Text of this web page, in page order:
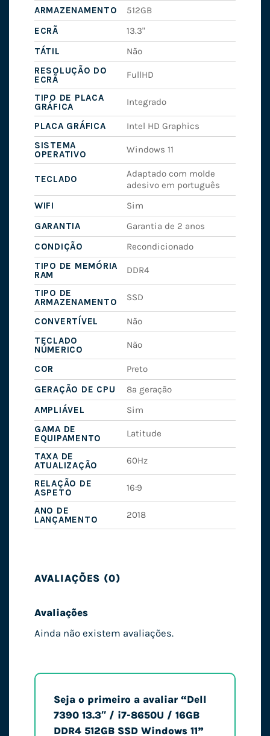
ARMAZENAMENTO
512GB
ECRÃ
13.3"
TÁTIL
Não
RESOLUÇÃO DO
ECRÃ
FullHD
TIPO DE PLACA
GRÁFICA
Integrado
PLACA GRÁFICA
Intel HD Graphics
SISTEMA
OPERATIVO
Windows 11
TECLADO
Adaptado com molde
adesivo em português
WIFI
Sim
GARANTIA
Garantia de 2 anos
CONDIÇÃO
Recondicionado
TIPO DE MEMÓRIA
RAM
DDR4
TIPO DE
ARMAZENAMENTO
SSD
CONVERTÍVEL
Não
TECLADO
NÚMERICO
Não
COR
Preto
GERAÇÃO DE CPU
8ª geração
AMPLIÁVEL
Sim
GAMA DE
EQUIPAMENTO
Latitude
TAXA DE
ATUALIZAÇÃO
60Hz
RELAÇÃO DE
ASPETO
16:9
ANO DE
LANÇAMENTO
2018
AVALIAÇÕES (0)
Avaliações
Ainda não existem avaliações.
Seja o primeiro a avaliar “Dell
7390 13.3″ / i7-8650U / 16GB
DDR4 512GB SSD Windows 11”